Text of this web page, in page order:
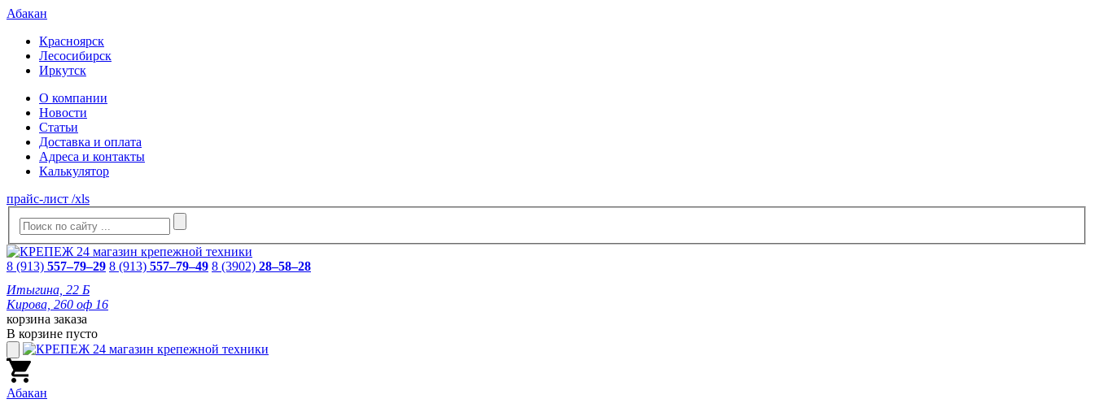
Абакан
Красноярск
Лесосибирск
Иркутск
О компании
Новости
Статьи
Доставка и оплата
Адреса и контакты
Калькулятор
прайс-лист /xls
8 (913) 557–79–29 8 (913) 557–79–49 8 (3902) 28–58–28
Итыгина, 22 Б
Кирова, 260 оф 16
корзина заказа
В корзине пусто
Абакан